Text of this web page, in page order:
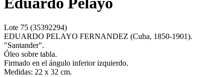
Lote 75 (35392294)
EDUARDO PELAYO FERNANDEZ (Cuba, 1850-1901).
"Santander".
Óleo sobre tabla.
Firmado en el ángulo inferior izquierdo.
Medidas: 22 x 32 cm.